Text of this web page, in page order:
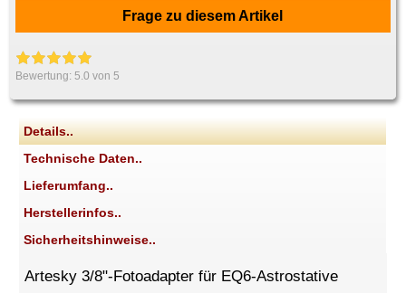
Frage zu diesem Artikel
Bewertung:5.0 von 5
Details..
Technische Daten..
Lieferumfang..
Herstellerinfos..
Sicherheitshinweise..
Artesky 3/8"-Fotoadapter für EQ6-Astrostative